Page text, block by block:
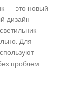
— это новый
дизайн
Для
проблем